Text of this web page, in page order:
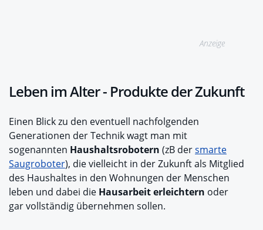
Anzeige
Leben im Alter - Produkte der Zukunft
Einen Blick zu den eventuell nachfolgenden
Generationen der Technik wagt man mit
sogenannten Haushaltsrobotern (zB dersmarte
Saugroboter), die vielleicht in der Zukunft als Mitglied
des Haushaltes in den Wohnungen der Menschen
leben und dabei die Hausarbeit erleichtern oder
gar vollständig übernehmen sollen.